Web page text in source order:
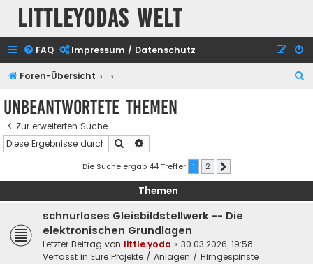
Littleyodas Welt
FAQ Impressum / Datenschutz
Foren-Übersicht
Unbeantwortete Themen
Zur erweiterten Suche
Suche
Die Suche ergab 44 Treffer 1 2
Themen
schnurloses Gleisbildstellwerk -- Die
elektronischen Grundlagen
Letzter Beitrag von little.yoda « 30.03.2026, 19:58
Verfasst in Eure Projekte / Anlagen / Hirngespinste